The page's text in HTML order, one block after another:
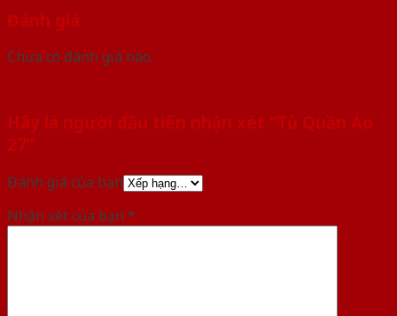
Đánh giá
Chưa có đánh giá nào.
Hãy là người đầu tiên nhận xét “Tủ Quần Áo
27”
Đánh giá của bạn
Nhận xét của bạn *